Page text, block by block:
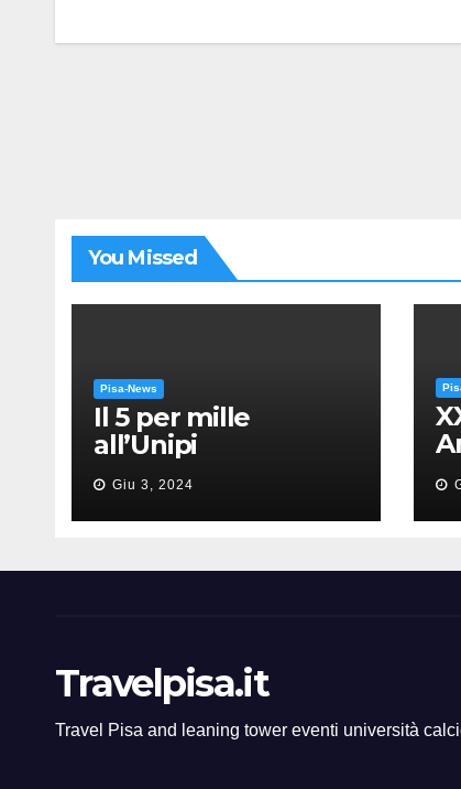
You Missed
Pisa-News
Il 5 per mille
all’Unipi
Giu 3, 2024
Travelpisa.it
Travel Pisa and leaning tower eventi università